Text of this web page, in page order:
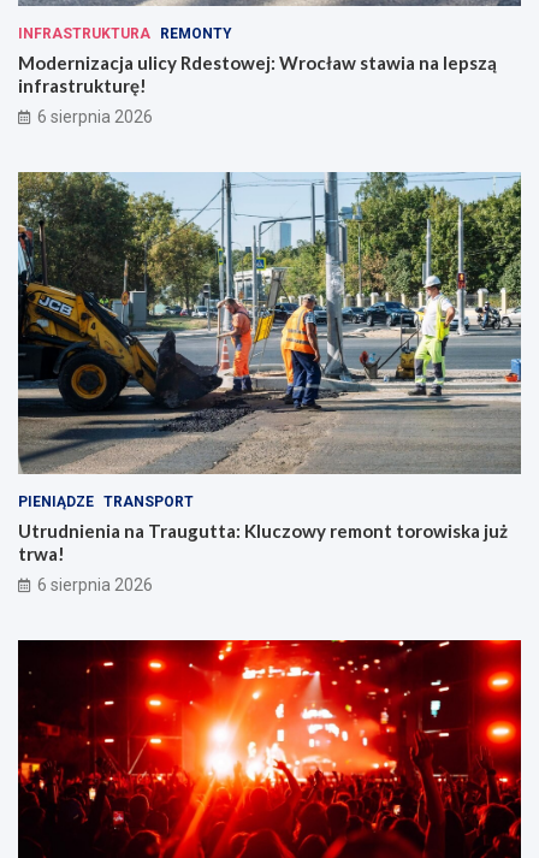
t
e
r
ó
o
d
z
i
e
n
n
o
ś
c
i
INFRASTRUKTURA REMONTY
Modernizacja ulicy Rdestowej: Wrocław stawia na lepszą
infrastrukturę!
6 sierpnia 2026
PIENIĄDZE TRANSPORT
Utrudnienia na Traugutta: Kluczowy remont torowiska już
trwa!
6 sierpnia 2026